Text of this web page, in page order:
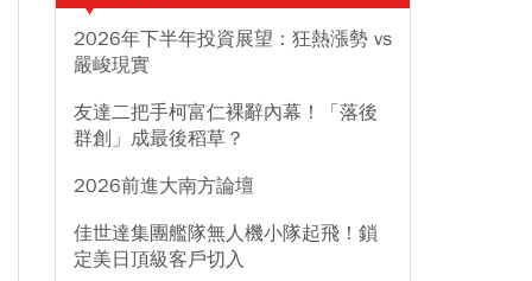
2026年下半年投資展望：狂熱漲勢 vs
嚴峻現實
友達二把手柯富仁裸辭內幕！「落後
群創」成最後稻草？
2026前進大南方論壇
佳世達集團艦隊無人機小隊起飛！鎖
定美日頂級客戶切入